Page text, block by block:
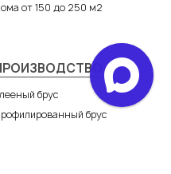
от 150 до 250 м2
брус
брус